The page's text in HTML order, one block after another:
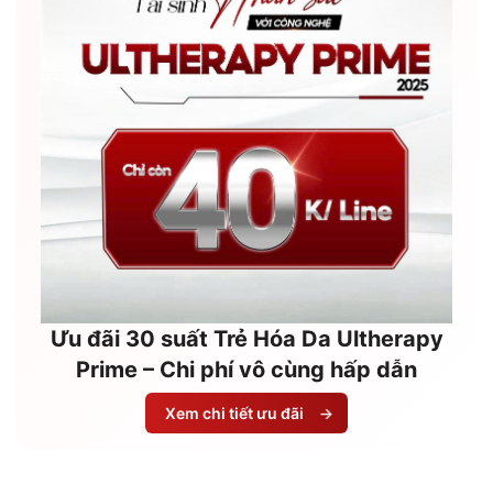
Ưu đãi 30 suất Trẻ Hóa Da Ultherapy
Prime – Chi phí vô cùng hấp dẫn
Xem chi tiết ưu đãi →